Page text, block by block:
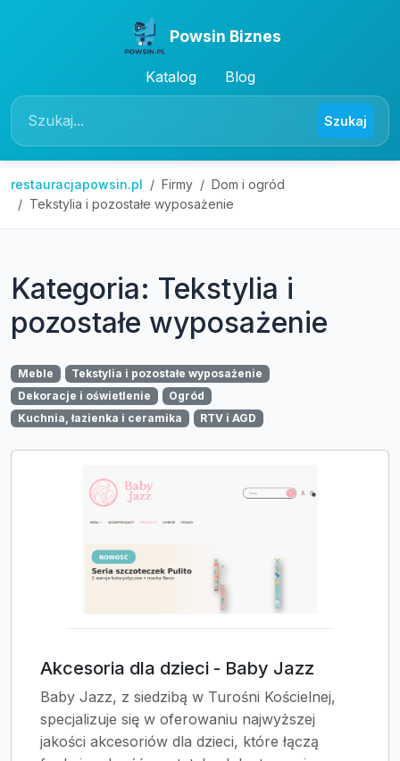
Powsin Biznes
Katalog Blog
Szukaj
restauracjapowsin.pl Firmy
Dom i ogród
Tekstylia i pozostałe wyposażenie
Kategoria: Tekstylia i
pozostałe wyposażenie
Meble
Tekstylia i pozostałe wyposażenie
Dekoracje i oświetlenie
Ogród
Kuchnia, łazienka i ceramika
RTV i AGD
Akcesoria dla dzieci - Baby Jazz
Baby Jazz, z siedzibą w Turośni Kościelnej,
specjalizuje się w oferowaniu najwyższej
jakości akcesoriów dla dzieci, które łączą